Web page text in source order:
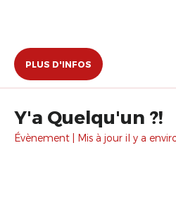
PLUS D'INFOS
Y'a Quelqu'un ?!
Évènement | Mis à jour il y a